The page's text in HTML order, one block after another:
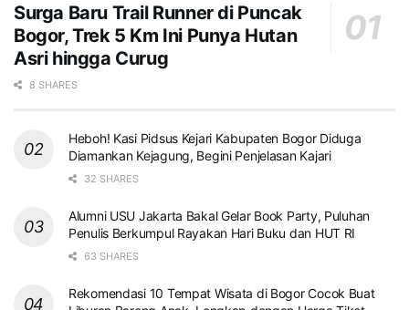
Surga Baru Trail Runner di Puncak
Bogor, Trek 5 Km Ini Punya Hutan
Asri hingga Curug
8 SHARES
Heboh! Kasi Pidsus Kejari Kabupaten Bogor Diduga
Diamankan Kejagung, Begini Penjelasan Kajari
32 SHARES
Alumni USU Jakarta Bakal Gelar Book Party, Puluhan
Penulis Berkumpul Rayakan Hari Buku dan HUT RI
63 SHARES
Rekomendasi 10 Tempat Wisata di Bogor Cocok Buat